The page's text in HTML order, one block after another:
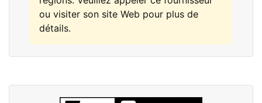
ou visiter son site Web pour plus de
détails.